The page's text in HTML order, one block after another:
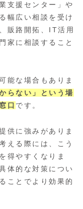
支援センター」や
幅広い相談を受け
販路開拓、IT活用
家に相談すること
能な場合もありま
らない」という場
口 です。
供に強みがありま
える際には、こう
得やすくなりま
体的な対策につい
ことでより効果的